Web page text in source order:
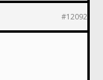
#12092